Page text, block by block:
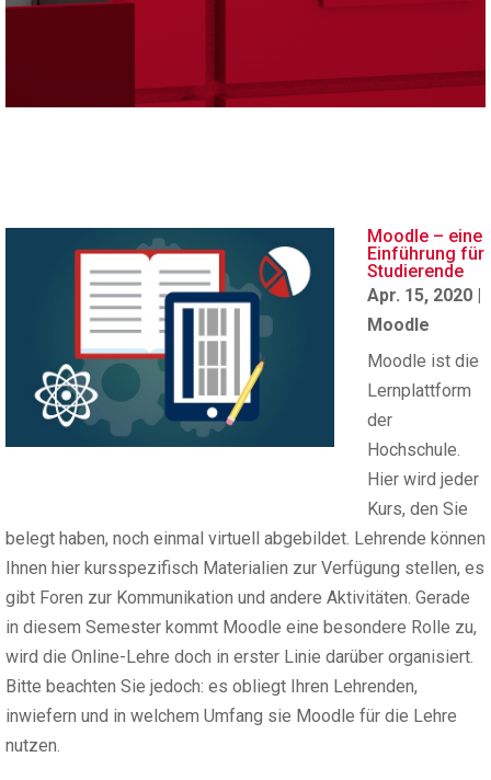
Moodle – eine
Einführung für
Studierende
Apr. 15, 2020 |
Moodle
Moodle ist die
Lernplattform
der
Hochschule.
Hier wird jeder
Kurs, den Sie
belegt haben, noch einmal virtuell abgebildet. Lehrende können
Ihnen hier kursspezifisch Materialien zur Verfügung stellen, es
gibt Foren zur Kommunikation und andere Aktivitäten. Gerade
in diesem Semester kommt Moodle eine besondere Rolle zu,
wird die Online-Lehre doch in erster Linie darüber organisiert.
Bitte beachten Sie jedoch: es obliegt Ihren Lehrenden,
inwiefern und in welchem Umfang sie Moodle für die Lehre
nutzen.